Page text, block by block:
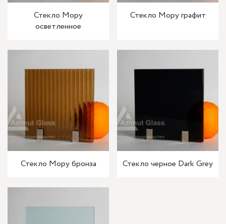
Стекло Мору
осветленное
Стекло Мору графит
Стекло Мору бронза Стекло черное Dark Grey